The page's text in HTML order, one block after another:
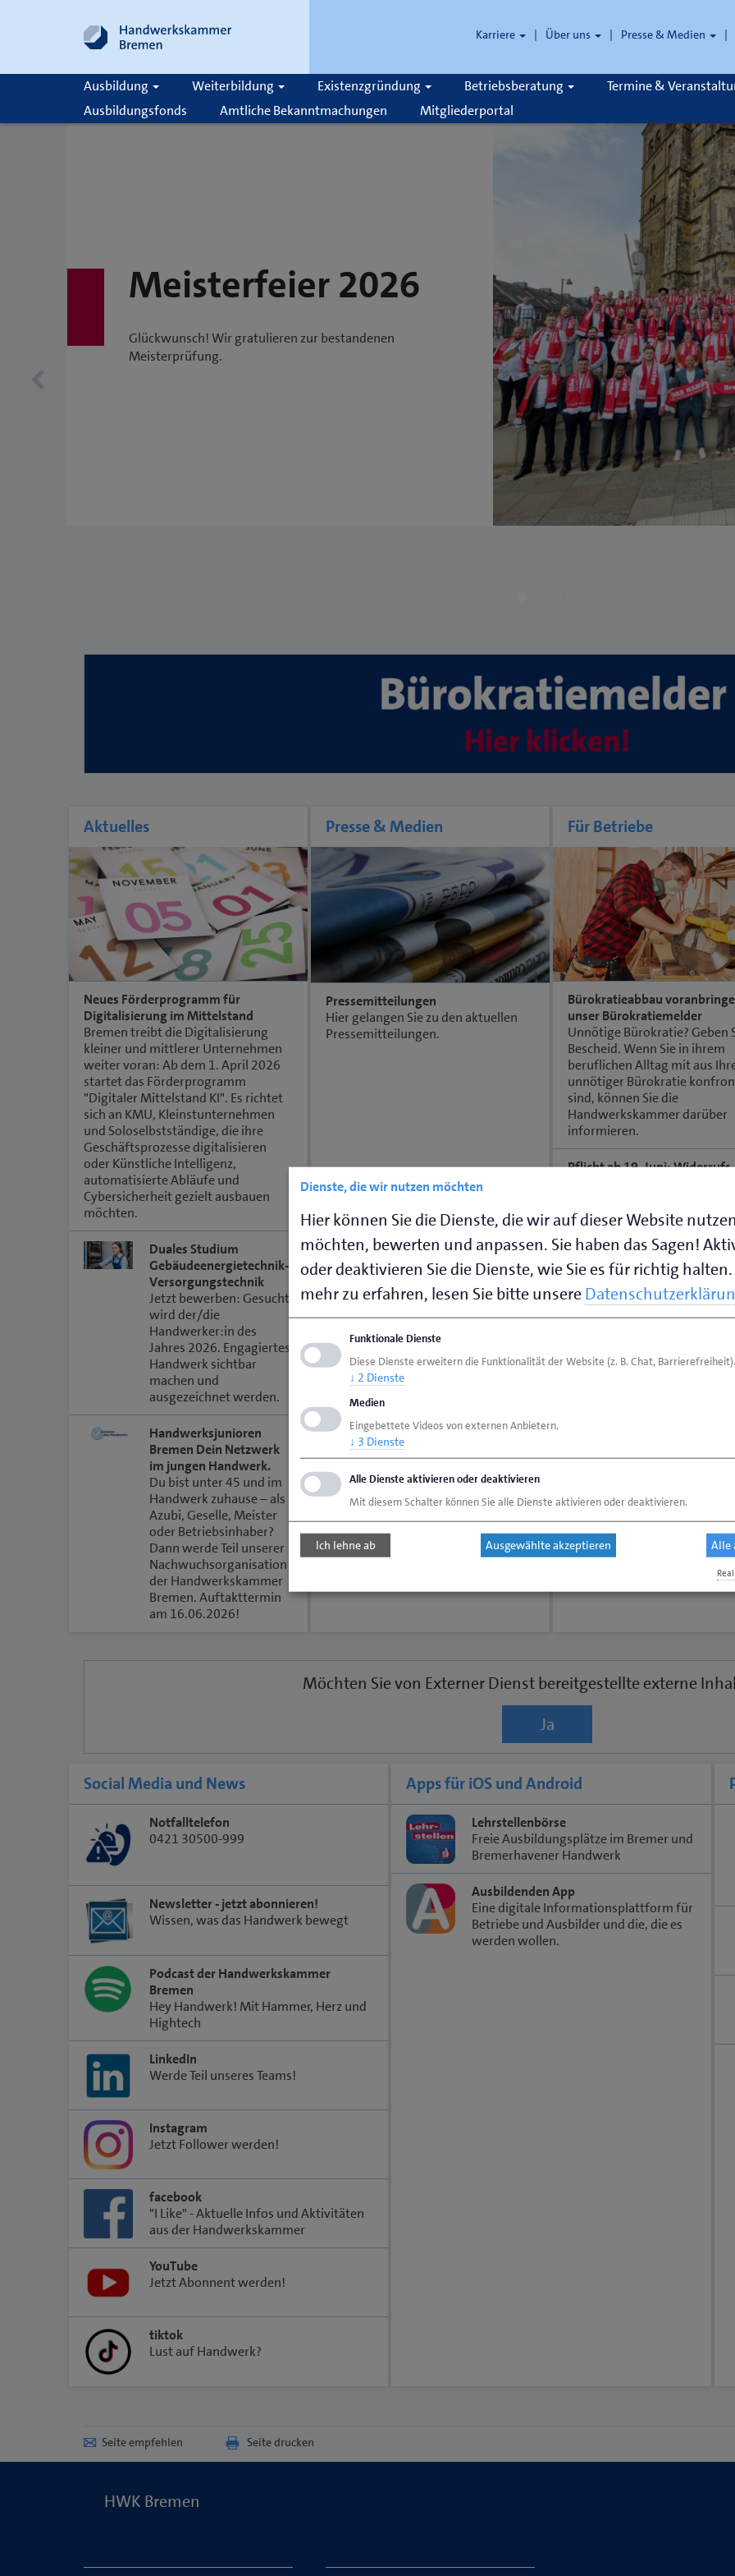
Karriere Über uns Presse & Medien
Ausbildung Weiterbildung Existenzgründung Betriebsberatung Termine &
Ausbildungsfonds
Amtliche Bekanntmachungen Mitgliederportal
Meisterfeier 2026
Glückwunsch! Wir gratulieren zur bestandenen
Meisterprüfung.
Aktuelles
Neues Förderprogramm für
Digitalisierung im Mittelstand
Bremen treibt die Digitalisierung
kleiner und mittlerer Unternehmen
weiter voran: Ab dem 1. April 2026
startet das Förderprogramm
"Digitaler Mittelstand KI". Es richtet
sich an KMU, Kleinstunternehmen
und Soloselbstständige, die ihre
Geschäftsprozesse digitalisieren
oder Künstliche Intelligenz,
automatisierte Abläufe und
Cybersicherheit gezielt ausbauen
möchten.
Duales Studium
Gebäudeenergietechnik-
Versorgungstechnik
Jetzt bewerben: Gesucht
wird der/die
Handwerker:in des
Jahres 2026. Engagiertes
Handwerk sichtbar
machen und
ausgezeichnet werden.
Handwerksjunioren
Bremen Dein Netzwerk
im jungen Handwerk.
Du bist unter 45 und im
Handwerk zuhause – als
Azubi, Geselle, Meister
oder Betriebsinhaber?
Dann werde Teil unserer
Nachwuchsorganisation
der Handwerkskammer
Bremen. Auftakttermin
am 16.06.2026!
Presse & Medien
Pressemitteilungen
Hier gelangen Sie zu den aktuellen
Pressemitteilungen.
Für Betriebe
Bürokratieabbau
unser Bürokratiemelder
Unnötige Bürokratie? Geben
Bescheid. Wenn Sie in ihrem
beruflichen Alltag mit aus
unnötiger Bürokratie
sind, können Sie die
Handwerkskammer darüber
informieren.
Pflicht ab 19. Juni:
Unternehmen, die Verträge mit
über ihre Webseite oder eine
abschließen, müssen dann
elektronische
anbieten.
Änderungen mit sich, die auch
Regionale Handwerker-
Handwerksbetriebe, die in
verschiedenen Städten und
Gemeinden tätig sind, eine
Ausnahmegenehmigung für
gesamte Region ausstellen
Möchten Sie von Externer Dienstbereitgestellte externe
Ja
Social Media und News
Notfalltelefon
0421 30500-999
Newsletter - jetzt abonnieren!
Wissen, was das Handwerk bewegt
Podcast der Handwerkskammer
Bremen
Hey Handwerk! Mit Hammer, Herz und
Hightech
LinkedIn
Werde Teil unseres Teams!
Instagram
Jetzt Follower werden!
facebook
"I Like" - Aktuelle Infos und Aktivitäten
aus der Handwerkskammer
YouTube
Jetzt Abonnent werden!
tiktok
Lust auf Handwerk?
Apps für iOS und Android
Lehrstellenbörse
Freie Ausbildungsplätze im Bremer und
Bremerhavener Handwerk
Ausbildenden App
Eine digitale Informationsplattform für
Betriebe und Ausbilder und die, die es
werden wollen.
Seite empfehlen Seite drucken
HWK Bremen
Dienste, die wir nutzen möchten
Hier können Sie die Dienste, die wir auf dieser Website nutzen
möchten, bewerten und anpassen. Sie haben das Sagen!
oder deaktivieren Sie die Dienste, wie Sie es für richtig halten.
mehr zu erfahren, lesen Sie bitte unsere
Funktionale Dienste
Diese Dienste erweitern die Funktionalität der Website (z. B. Chat, Barrierefreiheit).
↓ 2 Dienste
Medien
Eingebettete Videos von externen Anbietern.
↓ 3 Dienste
Alle Dienste aktivieren oder deaktivieren
Mit diesem Schalter können Sie alle Dienste aktivieren oder deaktivieren.
Ich lehne ab Ausgewählte akzeptieren Alle